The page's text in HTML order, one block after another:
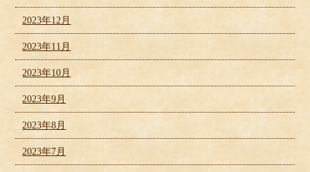
2023年12月
2023年11月
2023年10月
2023年9月
2023年8月
2023年7月